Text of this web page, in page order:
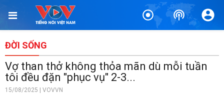
ĐỜI SỐNG
Vợ than thở không thỏa mãn dù mỗi tuần
tôi đều đặn "phục vụ" 2-3...
15/08/2025 | VOVVN